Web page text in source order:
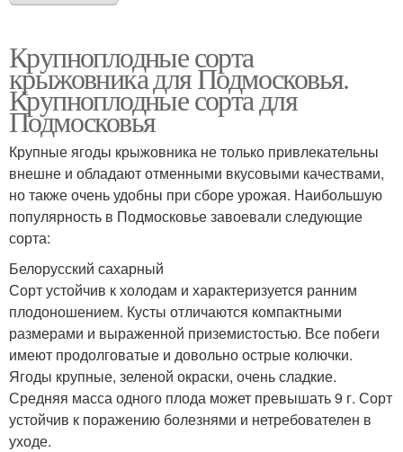
Крупноплодные сорта
крыжовника для Подмосковья.
Крупноплодные сорта для
Подмосковья
Крупные ягоды крыжовника не только привлекательны
внешне и обладают отменными вкусовыми качествами,
но также очень удобны при сборе урожая. Наибольшую
популярность в Подмосковье завоевали следующие
сорта:
Белорусский сахарный
Сорт устойчив к холодам и характеризуется ранним
плодоношением. Кусты отличаются компактными
размерами и выраженной приземистостью. Все побеги
имеют продолговатые и довольно острые колючки.
Ягоды крупные, зеленой окраски, очень сладкие.
Средняя масса одного плода может превышать 9 г. Сорт
устойчив к поражению болезнями и нетребователен в
уходе.